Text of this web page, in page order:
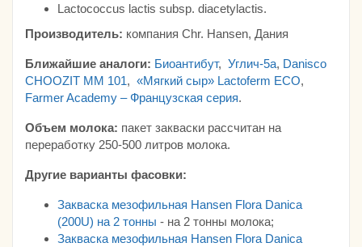
Lactococcus lactis subsp. diacetylactis.
Производитель: компания Chr. Hansen, Дания
Ближайшие аналоги: Биоантибут, Углич-5а, Danisco
CHOOZIT MM 101, «Мягкий сыр» Lactoferm ECO,
Farmer Academy – Французская серия.
Объем молока: пакет закваски рассчитан на
переработку 250-500 литров молока.
Другие варианты фасовки:
Закваска мезофильная Hansen Flora Danica
(200U) на 2 тонны - на 2 тонны молока;
Закваска мезофильная Hansen Flora Danica